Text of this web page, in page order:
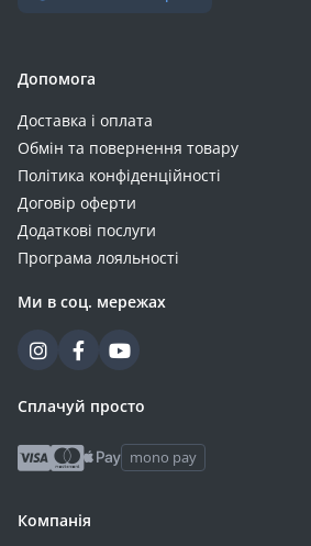
Допомога
Доставка і оплата
Обмін та повернення товару
Політика конфіденційності
Договір оферти
Додаткові послуги
Програма лояльності
Ми в соц. мережах
Сплачуй просто
mono pay
Компанія